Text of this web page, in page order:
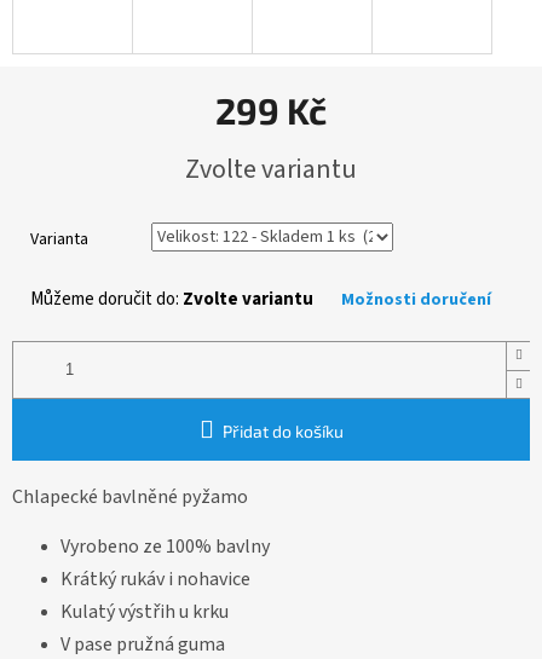
299 Kč
cena:
Zvolte variantu
Varianta
Můžeme doručit do: Zvolte variantu Možnosti doručení
Přidat do košíku
Chlapecké bavlněné pyžamo
Vyrobeno ze 100% bavlny
Krátký rukáv i nohavice
Kulatý výstřih u krku
V pase pružná guma